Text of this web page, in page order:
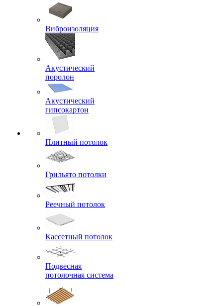
Виброизоляция
Акустический
поролон
Акустический
гипсокартон
Плитный потолок
Грильято потолки
Реечный потолок
Кассетный потолок
Подвесная
потолочная система